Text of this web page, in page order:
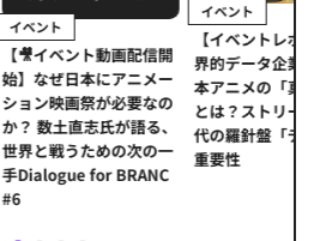
イベント
【🎥イベント動画配信開
始】なぜ日本にアニメー
ション映画祭が必要なの
か？ 数土直志氏が語る、
世界と戦うための次の一
手Dialogue for BRANC
#6
イベント
【イベントレポ
界的データ企業
本アニメの「真
とは？ストリー
代の羅針盤「デ
重要性